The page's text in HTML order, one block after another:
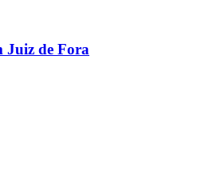
Juiz de Fora